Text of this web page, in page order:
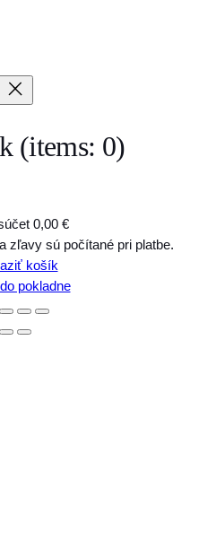
(items: 0)
0,00 €
zľavy sú počítané pri platbe.
košík
pokladne